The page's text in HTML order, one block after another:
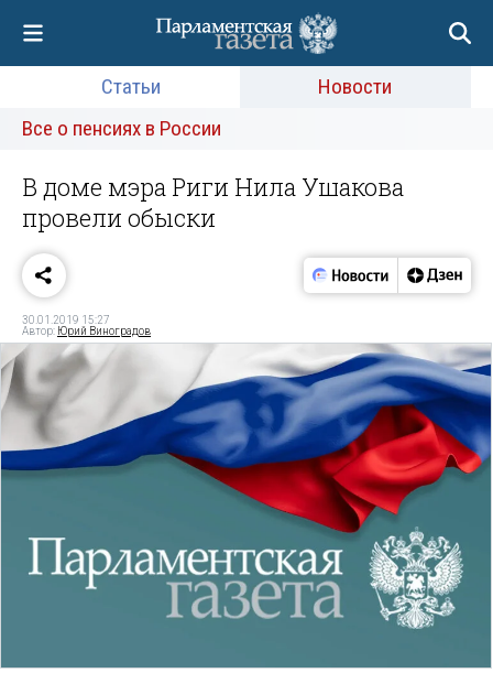
Статьи
Новости
Все о пенсиях в России
В доме мэра Риги Нила Ушакова
провели обыски
30.01.2019 15:27
Автор: Юрий Виноградов